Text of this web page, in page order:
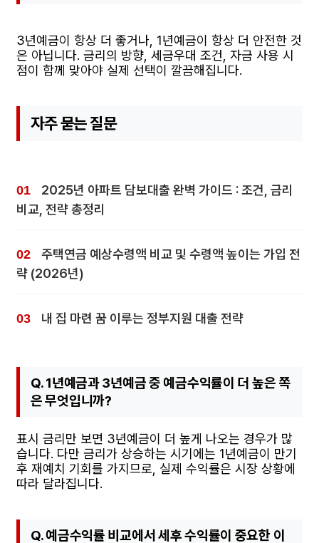
3년예금이 항상 더 좋거나, 1년예금이 항상 더 안전한 것
은 아닙니다. 금리의 방향, 세금우대 조건, 자금 사용 시
점이 함께 맞아야 실제 선택이 깔끔해집니다.
자주 묻는 질문
2025년 아파트 담보대출 완벽 가이드 : 조건, 금리
비교, 전략 총정리
주택연금 예상수령액 비교 및 수령액 높이는 가입 전
략 (2026년)
내 집 마련 꿈 이루는 정부지원 대출 전략
Q. 1년예금과 3년예금 중 예금수익률이 더 높은 쪽
은 무엇입니까?
표시 금리만 보면 3년예금이 더 높게 나오는 경우가 많
습니다. 다만 금리가 상승하는 시기에는 1년예금이 만기
후 재예치 기회를 가지므로, 실제 수익률은 시장 상황에
따라 달라집니다.
Q. 예금수익률 비교에서 세후 수익률이 중요한 이